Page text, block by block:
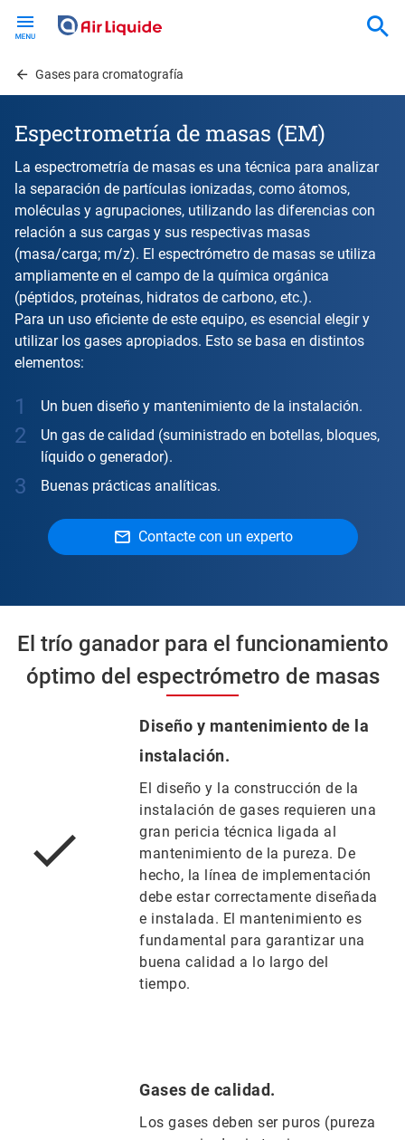
contentGases para cromatografía
Espectrometría de masas (EM)
La espectrometría de masas es una técnica para analizar
la separación de partículas ionizadas, como átomos,
moléculas y agrupaciones, utilizando las diferencias con
relación a sus cargas y sus respectivas masas
(masa/carga; m/z). El espectrómetro de masas se utiliza
ampliamente en el campo de la química orgánica
(péptidos, proteínas, hidratos de carbono, etc.).
Para un uso eficiente de este equipo, es esencial elegir y
utilizar los gases apropiados. Esto se basa en distintos
elementos:
Un buen diseño y mantenimiento de la instalación.
Un gas de calidad (suministrado en botellas, bloques,
líquido o generador).
Buenas prácticas analíticas.
Contacte con un experto
El trío ganador para el funcionamiento
óptimo del espectrómetro de masas
Diseño y mantenimiento de la
instalación.
El diseño y la construcción de la
instalación de gases requieren una
gran pericia técnica ligada al
mantenimiento de la pureza. De
hecho, la línea de implementación
debe estar correctamente diseñada
e instalada. El mantenimiento es
fundamental para garantizar una
buena calidad a lo largo del
tiempo.
Gases de calidad.
Los gases deben ser puros (pureza